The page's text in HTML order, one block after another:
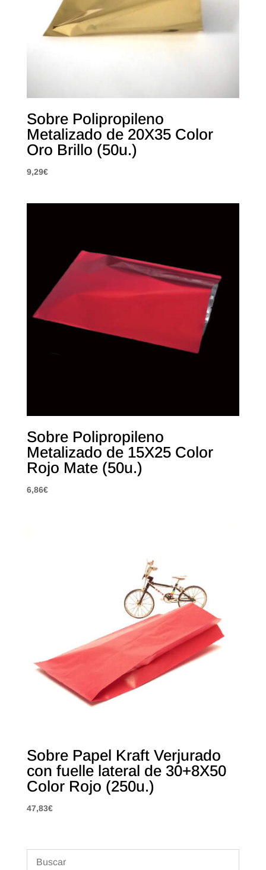
Sobre Polipropileno
Metalizado de 20X35 Color
Oro Brillo (50u.)
9,29€
Sobre Polipropileno
Metalizado de 15X25 Color
Rojo Mate (50u.)
6,86€
Sobre Papel Kraft Verjurado
con fuelle lateral de 30+8X50
Color Rojo (250u.)
47,83€